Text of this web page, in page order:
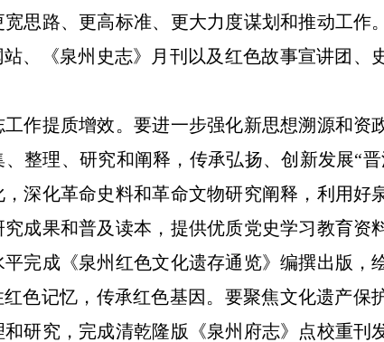
思路、更高标准、更大力度谋划和推动工作
、《泉州史志》月刊以及红色故事宣讲团、
提质增效。要进一步强化新思想溯源和资
整理、研究和阐释，传承弘扬、创新发展“
深化革命史料和革命文物研究阐释，利用好
成果和普及读本，提供优质党史学习教育资
完成《泉州红色文化遗存通览》编撰出版，
色记忆，传承红色基因。要聚焦文化遗产保
研究，完成清乾隆版《泉州府志》点校重刊